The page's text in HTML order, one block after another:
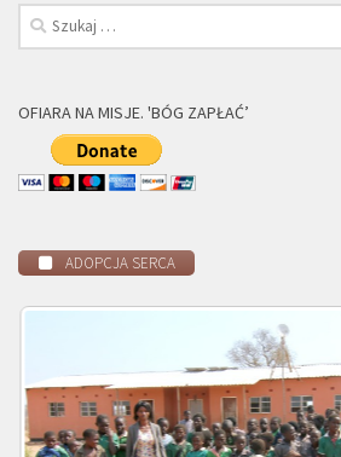
Szukaj:
OFIARA NA MISJE. 'BÓG ZAPŁAĆ’
ADOPCJA SERCA